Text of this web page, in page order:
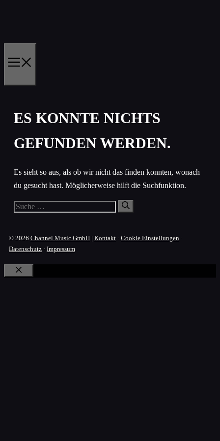
ES KONNTE NICHTS
GEFUNDEN WERDEN.
Es sieht so aus, als ob wir nicht das finden konnten, wonach
du gesucht hast. Möglicherweise hilft die Suchfunktion.
Suche
© 2026 Channel Music GmbH | Kontakt · Cookie Einstellungen ·
Datenschutz · Impressum
Schließen